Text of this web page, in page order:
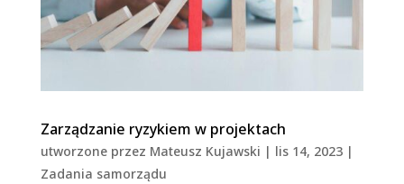
Zarządzanie ryzykiem w projektach
utworzone przez Mateusz Kujawski | lis 14, 2023|
Zadania samorządu